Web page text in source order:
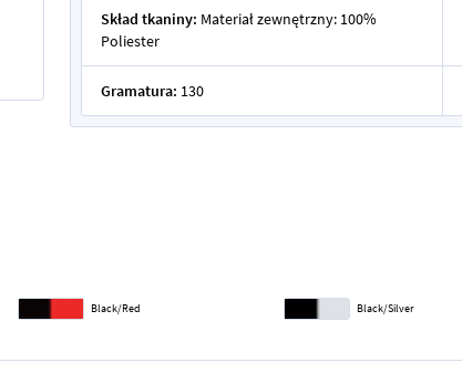
Skład tkaniny: Materiał zewnętrzny: 100%
Poliester
Gramatura: 130
Black/Red Black/Silver